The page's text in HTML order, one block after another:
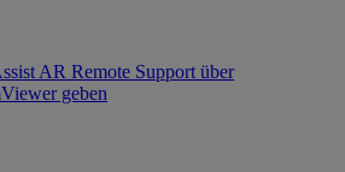
AR Remote Support über
geben